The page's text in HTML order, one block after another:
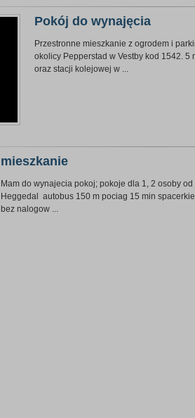
Pokój do wynajęcia
Przestronne mieszkanie z ogrodem i
okolicy Pepperstad w Vestby kod 1542.
oraz stacji kolejowej w ...
mieszkanie
Mam do wynajecia pokoj; pokoje dla 1, 2 osoby
Heggedal autobus 150 m pociag 15 min
bez nalogow ...